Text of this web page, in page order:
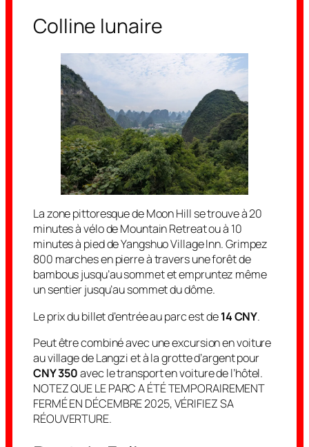
Colline lunaire
La zone pittoresque de Moon Hill se trouve à 20
minutes à vélo de Mountain Retreat ou à 10
minutes à pied de Yangshuo Village Inn. Grimpez
800 marches en pierre à travers une forêt de
bambous jusqu’au sommet et empruntez même
un sentier jusqu’au sommet du dôme.
Le prix du billet d’entrée au parc est de14 CNY.
Peut être combiné avec une excursion en voiture
au village de Langzi et à la grotte d’argent pour
CNY 350avec le transport en voiture de l’hôtel.
NOTEZ QUE LE PARC A ÉTÉ TEMPORAIREMENT
FERMÉ EN DÉCEMBRE 2025, VÉRIFIEZ SA
RÉOUVERTURE.